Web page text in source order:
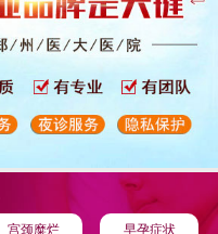
宫颈糜烂 早孕症状